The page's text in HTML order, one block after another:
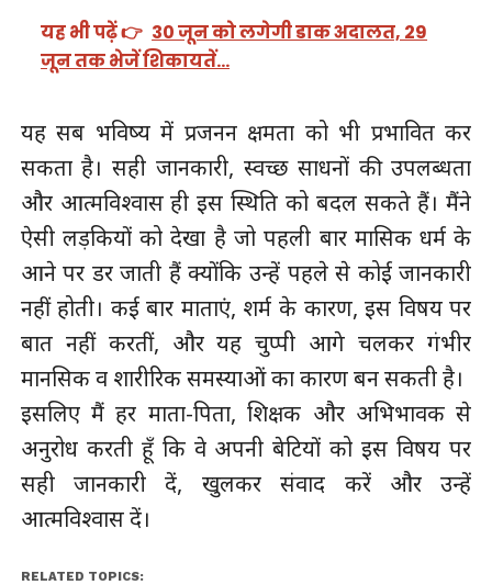
यह भी पढ़ें 👉 30 जून को लगेगी डाक अदालत, 29
जून तक भेजें शिकायतें…
यह सब भविष्य में प्रजनन क्षमता को भी प्रभावित कर
सकता है। सही जानकारी, स्वच्छ साधनों की उपलब्धता
और आत्मविश्वास ही इस स्थिति को बदल सकते हैं। मैंने
ऐसी लड़कियों को देखा है जो पहली बार मासिक धर्म के
आने पर डर जाती हैं क्योंकि उन्हें पहले से कोई जानकारी
नहीं होती। कई बार माताएं, शर्म के कारण, इस विषय पर
बात नहीं करतीं, और यह चुप्पी आगे चलकर गंभीर
मानसिक व शारीरिक समस्याओं का कारण बन सकती है।
इसलिए मैं हर माता-पिता, शिक्षक और अभिभावक से
अनुरोध करती हूँ कि वे अपनी बेटियों को इस विषय पर
सही जानकारी दें, खुलकर संवाद करें और उन्हें
आत्मविश्वास दें।
RELATED TOPICS: